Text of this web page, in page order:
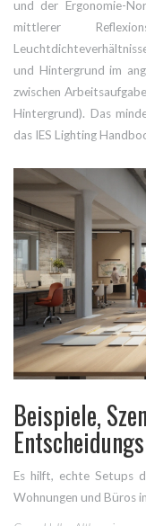
und der Ergonomie-
mittlerer
und Hintergrund im
zwischen
Hintergrund). Das
das IES Lighting
Beispiele,
Es hilft, echte Setups
Wohnungen und Büros